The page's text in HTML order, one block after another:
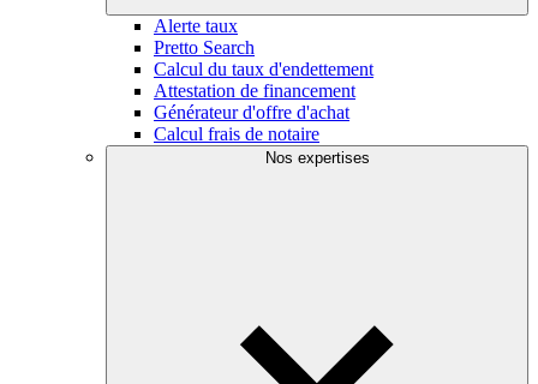
Alerte taux
Pretto Search
Calcul du taux d'endettement
Attestation de financement
Générateur d'offre d'achat
Calcul frais de notaire
Nos expertises